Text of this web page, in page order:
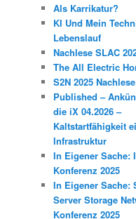
Als Karrikatur?
KI Und Mein
Lebenslauf
Nachlese SLAC
The All Electric
S2N 2025 Nachlese
Published –
die iX 04.2026 –
Kaltstartfähigkeit
Infrastruktur
In Eigener Sache:
Konferenz 2025
In Eigener Sache:
Server Storage
Konferenz 2025